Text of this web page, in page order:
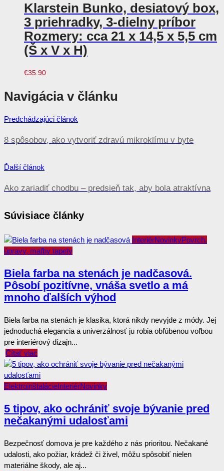
Klarstein Bunko, desiatový box,
3 priehradky, 3-dielny príbor
Rozmery: cca 21 x 14,5 x 5,5 cm
(Š x V x H)
€35.90
Navigácia v článku
Predchádzajúci článok
8 spôsobov, ako vytvoriť zdravú mikroklímu v byte
Ďalší článok
Ako zariadiť chodbu – predsieň tak, aby bola atraktívna
Súvisiace články
InteriérNovinkyPovrch.
úpravy, maľby tapety
Biela farba na stenách je nadčasová.
Pôsobí pozitívne, vnáša svetlo a má
mnoho ďalších výhod
Biela farba na stenách je klasika, ktorá nikdy nevyjde z módy. Jej
jednoduchá elegancia a univerzálnosť ju robia obľúbenou voľbou
pre interiérový dizajn...
Čítať viac
ElektroinštalácieInteriérNovinky
5 tipov, ako ochrániť svoje bývanie pred
nečakanými udalosťami
Bezpečnosť domova je pre každého z nás prioritou. Nečakané
udalosti, ako požiar, krádež či živel, môžu spôsobiť nielen
materiálne škody, ale aj...